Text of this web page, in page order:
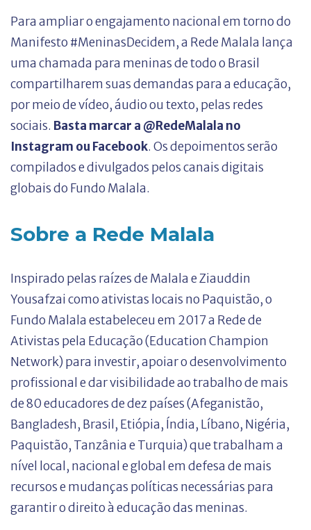
Para ampliar o engajamento nacional em torno do
Manifesto #MeninasDecidem, a Rede Malala lança
uma chamada para meninas de todo o Brasil
compartilharem suas demandas para a educação,
por meio de vídeo, áudio ou texto, pelas redes
sociais. Basta marcar a @RedeMalala no
Instagram ou Facebook. Os depoimentos serão
compilados e divulgados pelos canais digitais
globais do Fundo Malala.
Sobre a Rede Malala
Inspirado pelas raízes de Malala e Ziauddin
Yousafzai como ativistas locais no Paquistão, o
Fundo Malala estabeleceu em 2017 a Rede de
Ativistas pela Educação (Education Champion
Network) para investir, apoiar o desenvolvimento
profissional e dar visibilidade ao trabalho de mais
de 80 educadores de dez países (Afeganistão,
Bangladesh, Brasil, Etiópia, Índia, Líbano, Nigéria,
Paquistão, Tanzânia e Turquia) que trabalham a
nível local, nacional e global em defesa de mais
recursos e mudanças políticas necessárias para
garantir o direito à educação das meninas.